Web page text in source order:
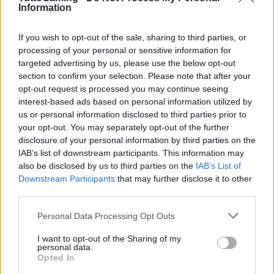
Information
If you wish to opt-out of the sale, sharing to third parties, or
processing of your personal or sensitive information for
targeted advertising by us, please use the below opt-out
section to confirm your selection. Please note that after your
opt-out request is processed you may continue seeing
interest-based ads based on personal information utilized by
us or personal information disclosed to third parties prior to
your opt-out. You may separately opt-out of the further
disclosure of your personal information by third parties on the
IAB’s list of downstream participants. This information may
also be disclosed by us to third parties on the IAB’s List of
Downstream Participants that may further disclose it to other
Please note that this website/app uses one or more Google
not limited to your visit or usage behaviour. You may click to
grant or deny consent to Google and its third-party tags to
use your data for below specified purposes in below Google
Personal Data Processing Opt Outs
I want to opt-out of the Sharing of my
personal data.
Opted In
diverse dall’uso tradizionale del mouse e della
Per gli sviluppatori e gli utenti avanzati, la novità
non elimina le funzionalità avanzate di Windows,
ma propone un’alternativa d’uso focalizzata sul
gaming. In questo senso, la modalità si pone come
un’opzione aggiuntiva che può trasformare il modo
in cui molte persone percepiscono il PC: non più
solo macchina versatile e complessa, ma anche
dispositivo capace di offrire un’esperienza
immediata e concentrata sul divertimento.
AUTORE
Andrea Conforti